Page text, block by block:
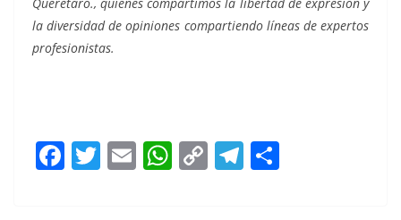
la diversidad de opiniones compartiendo líneas de expertos
profesionistas.
F T E W C T